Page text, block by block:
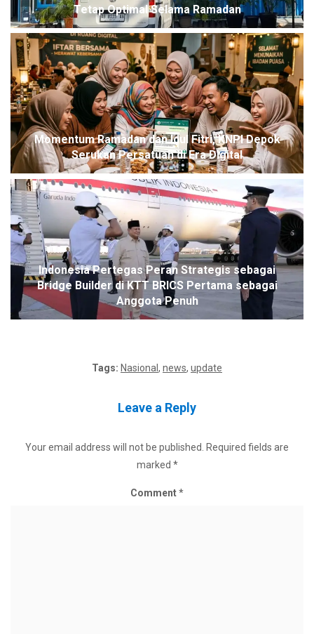
Tetap Optimal Selama Ramadan
Momentum Ramadan dan Idul Fitri, KNPI Depok
Serukan Persatuan di Era Digital
Indonesia Pertegas Peran Strategis sebagai
Bridge Builder di KTT BRICS Pertama sebagai
Anggota Penuh
Tags: Nasional , news, update
Leave a Reply
Your email address will not be published.
Required fields are
marked *
Comment*